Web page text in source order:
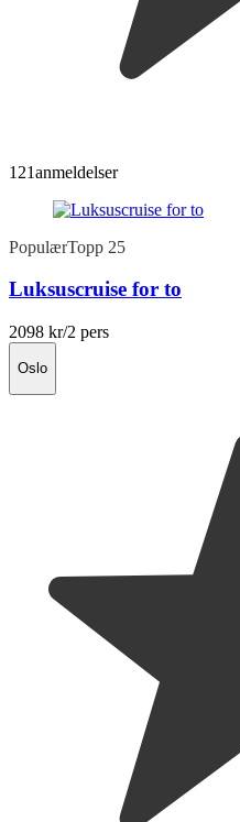
121anmeldelser
PopulærTopp 25
Luksuscruise for to
2098 kr/2 pers
Oslo